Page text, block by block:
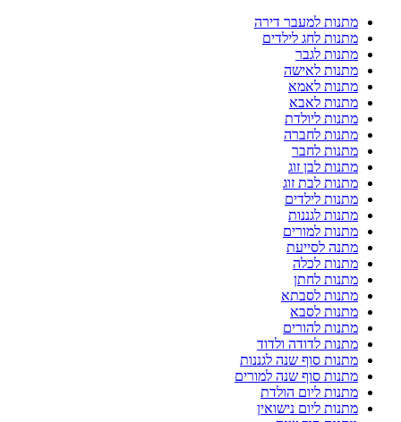
מתנות למעבר דירה
מתנות לחג לילדים
מתנות לגבר
מתנות לאישה
מתנות לאמא
מתנות לאבא
מתנות ליולדת
מתנות לחברה
מתנות לחבר
מתנות לבן זוג
מתנות לבת זוג
מתנות לילדים
מתנות לגננות
מתנות למורים
מתנה לסייעת
מתנות לכלה
מתנות לחתן
מתנות לסבתא
מתנות לסבא
מתנות להורים
מתנות לדודה ולדוד
מתנות סוף שנה לגננות
מתנות סוף שנה למורים
מתנות ליום הולדת
מתנות ליום נישואין